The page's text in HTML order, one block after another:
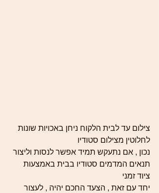
צילום עד לבית הלקוח ניחן באכויות שונות
לחלוטין מצילום סטודיו
נכון , אם נתעקש תמיד אפשר לנסות וליצור
תנאים המדמים סטודיו בבית באמצעות
ציוד זמני
יחד עם זאת , הצעד החכם יהיה , לעצור